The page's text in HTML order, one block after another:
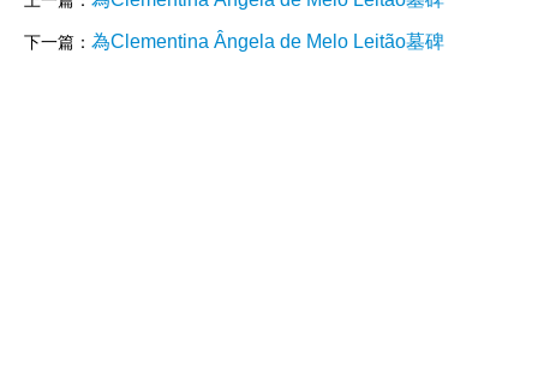
下一篇： 為Clementina Ângela de Melo Leitão墓碑